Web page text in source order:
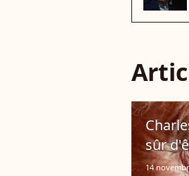
sûr
14